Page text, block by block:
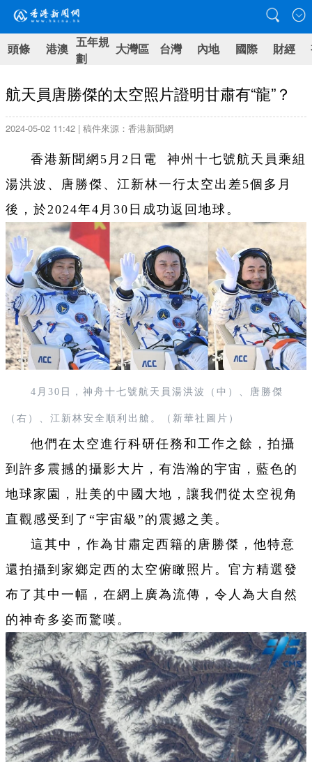
頭條 港澳 五年規
劃
大灣區 台灣 內地 國際 財經
航天員唐勝傑的太空照片證明甘肅有“龍”？
2024-05-02 11:42 | 稿件來源：香港新聞網
香港新聞網5月2日電 神州十七號航天員乘組
湯洪波、唐勝傑、江新林一行太空出差5個多月
後，於2024年4月30日成功返回地球。
4月30日，神舟十七號航天員湯洪波（中）、唐勝傑
（右）、江新林安全順利出艙。（新華社圖片）
他們在太空進行科研任務和工作之餘，拍攝
到許多震撼的攝影大片，有浩瀚的宇宙，藍色的
地球家園，壯美的中國大地，讓我們從太空視角
直觀感受到了“宇宙級”的震撼之美。
這其中，作為甘肅定西籍的唐勝傑，他特意
還拍攝到家鄉定西的太空俯瞰照片。官方精選發
布了其中一幅，在網上廣為流傳，令人為大自然
的神奇多姿而驚嘆。